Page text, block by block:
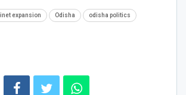
expansion Odisha odisha politics